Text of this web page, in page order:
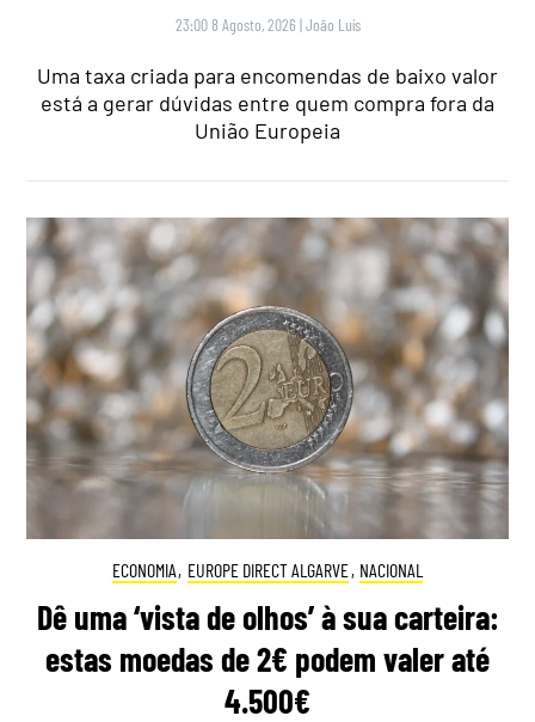
23:00 8 Agosto, 2026 |João Luís
Uma taxa criada para encomendas de baixo valor
está a gerar dúvidas entre quem compra fora da
União Europeia
ECONOMIA, EUROPE DIRECT ALGARVE, NACIONAL
Dê uma ‘vista de olhos’ à sua carteira:
estas moedas de 2€ podem valer até
4.500€